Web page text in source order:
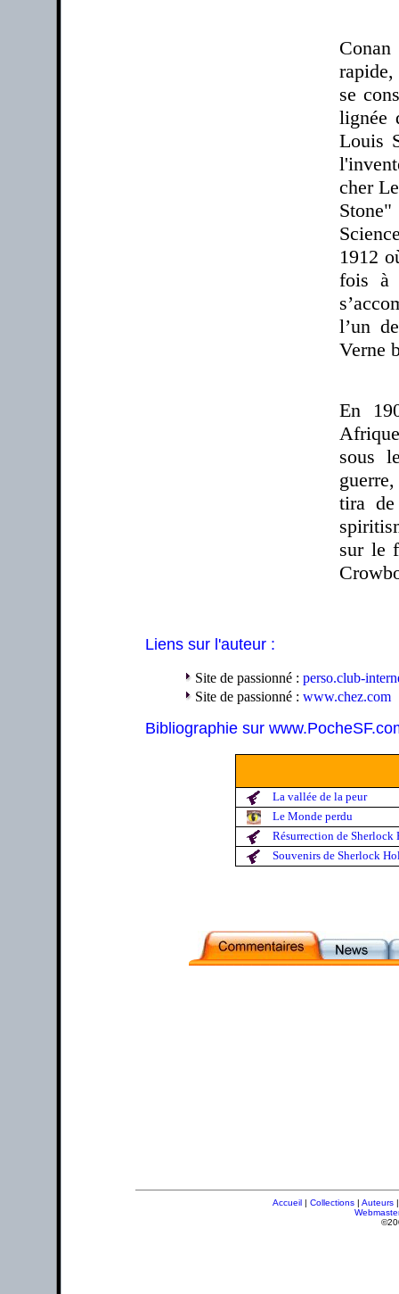
se
lignée
Louis
cher
1912
fois à
l’un
Verne
En
sous
tira de
sur le
Liens sur l'auteur :
Site de passionné : perso.club-
Site de passionné : www.chez.com
Bibliographie sur
La vallée de la peur
Le Monde perdu
Résurrection de Sherlock
Souvenirs de Sherlock
Accueil | Collections | Auteurs